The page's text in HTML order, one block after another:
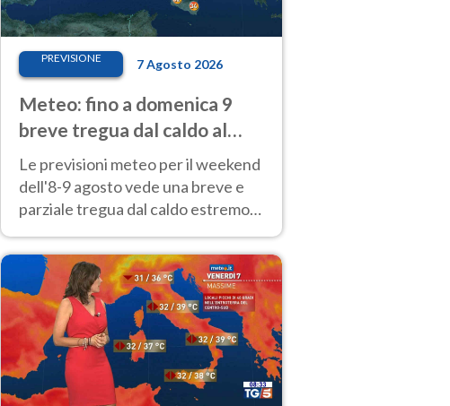
PREVISIONE 7 Agosto 2026
Meteo: fino a domenica 9
breve tregua dal caldo al
Nord! Altrove calura e afa
Le previsioni meteo per il weekend
dell'8-9 agosto vede una breve e
parziale tregua dal caldo estremo
40 gradi.